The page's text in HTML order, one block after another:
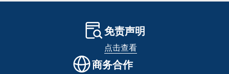
免责声明
点击查看
商务合作